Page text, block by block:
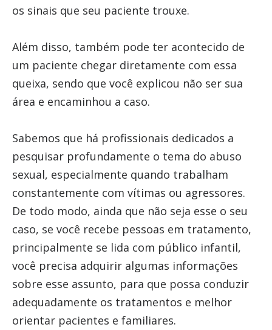
os sinais que seu paciente trouxe.
Além disso, também pode ter acontecido de
um paciente chegar diretamente com essa
queixa, sendo que você explicou não ser sua
área e encaminhou a caso.
Sabemos que há profissionais dedicados a
pesquisar profundamente o tema do abuso
sexual, especialmente quando trabalham
constantemente com vítimas ou agressores.
De todo modo, ainda que não seja esse o seu
caso, se você recebe pessoas em tratamento,
principalmente se lida com público infantil,
você precisa adquirir algumas informações
sobre esse assunto, para que possa conduzir
adequadamente os tratamentos e melhor
orientar pacientes e familiares.